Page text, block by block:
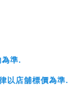
準.
以店舖標價為準.